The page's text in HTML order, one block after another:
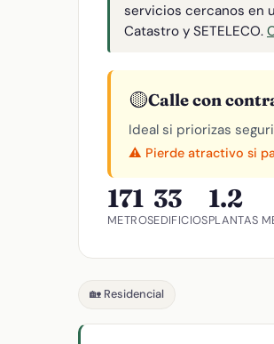
servicios cercanos en
Catastro y SETELECO.
🟡Calle con
Ideal si priorizas
⚠️ Pierde atractivo si
171
METROS
33
EDIFICIOS
1.2
PLANTAS
🏡 Residencial